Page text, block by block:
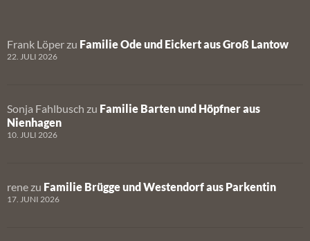
Frank Löper zu Familie Ode und Eickert aus Groß Lantow
22. JULI 2026
Sonja Fahlbusch zu Familie Barten und Höpfner aus
Nienhagen
10. JULI 2026
rene zu Familie Brügge und Westendorf aus Parkentin
17. JUNI 2026